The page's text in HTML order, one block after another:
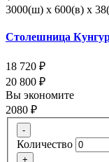
3000(ш) x 600(в) x
Столешница
18 720 ₽
20 800 ₽
Вы экономите
2080 ₽
-
Количество
+